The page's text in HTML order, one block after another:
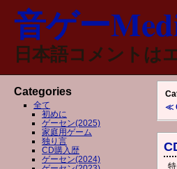
音ゲー
日本語コメントは
≪
Categories
全て
初めに
ゲーセン(2025)
家庭用ゲーム
独り言
CD購入歴
ゲーセン(2024)